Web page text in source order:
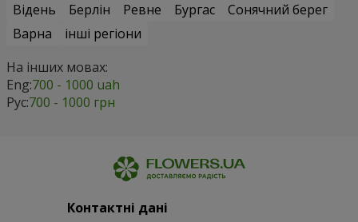
Відень
Берлін Ревне Бургас
Сонячний берег
Варна
інші регіони
На інших мовах:
Eng:700 - 1000 uah
Рус:700 - 1000 грн
Контактні дані